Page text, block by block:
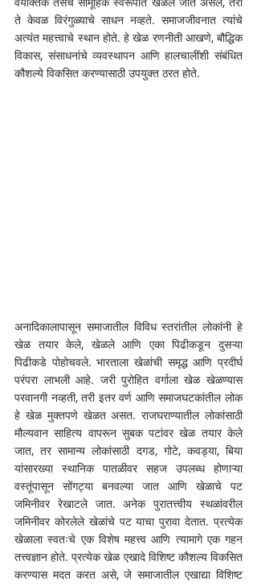
ते केवळ विरंगुळ्याचे साधन नव्हते. समाजजीवनात त्यांचे
अत्यंत महत्त्वाचे स्थान होते. हे खेळ रणनीती आखणे, बौद्धिक
विकास, संसाधनांचे व्यवस्थापन आणि हालचालींशी संबंधित
कौशल्ये विकसित करण्यासाठी उपयुक्त ठरत होते.
अनादिकालापासून समाजातील विविध स्तरांतील लोकांनी हे
खेळ तयार केले, खेळले आणि एका पिढीकडून दुसऱ्या
पिढीकडे पोहोचवले. भारताला खेळांची समृद्ध आणि प्रदीर्घ
परंपरा लाभली आहे. जरी पुरोहित वर्गाला खेळ खेळण्यास
परवानगी नव्हती, तरी इतर वर्ण आणि समाजघटकांतील लोक
हे खेळ मुक्तपणे खेळत असत. राजघराण्यातील लोकांसाठी
मौल्यवान साहित्य वापरून सुबक पटांवर खेळ तयार केले
जात, तर सामान्य लोकांसाठी दगड, गोटे, कवड्या, बिया
यांसारख्या स्थानिक पातळीवर सहज उपलब्ध होणाऱ्या
वस्तूंपासून सोंगट्या बनवल्या जात आणि खेळाचे पट
जमिनीवर रेखाटले जात. अनेक पुरातत्त्वीय स्थळांवरील
जमिनीवर कोरलेले खेळांचे पट याचा पुरावा देतात. प्रत्येक
खेळाला स्वतःचे एक विशेष महत्त्व आणि त्यामागे एक गहन
तत्त्वज्ञान होते. प्रत्येक खेळ एखादे विशिष्ट कौशल्य विकसित
करण्यास मदत करत असे, जे समाजातील एखाद्या विशिष्ट